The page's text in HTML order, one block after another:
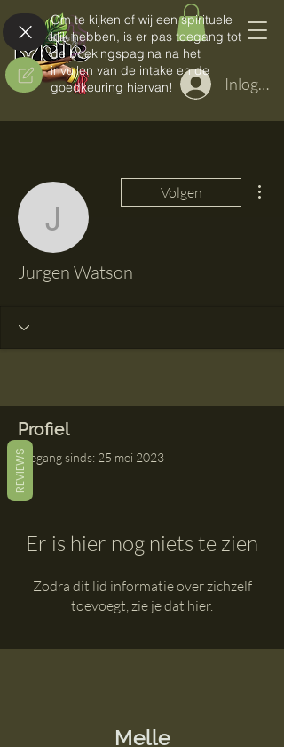
Inloggen
Om te kijken of wij een spirituele
klik hebben, is er pas toegang tot
de boekingspagina na het
invullen van de intake en de
goedkeuring hiervan!
Jurgen Watson
Volgen
Jurgen Watson
Profiel
Toegang sinds: 25 mei 2023
Er is hier nog niets te zien
Zodra dit lid informatie over zichzelf
toevoegt, zie je dat hier.
Melle
REVIEWS